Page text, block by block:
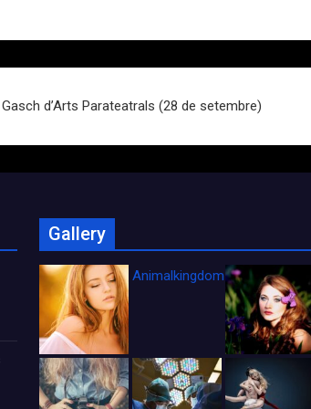
d’Arts Parateatrals (28 de setembre)
Gallery
Animalkingdom_FichaCine